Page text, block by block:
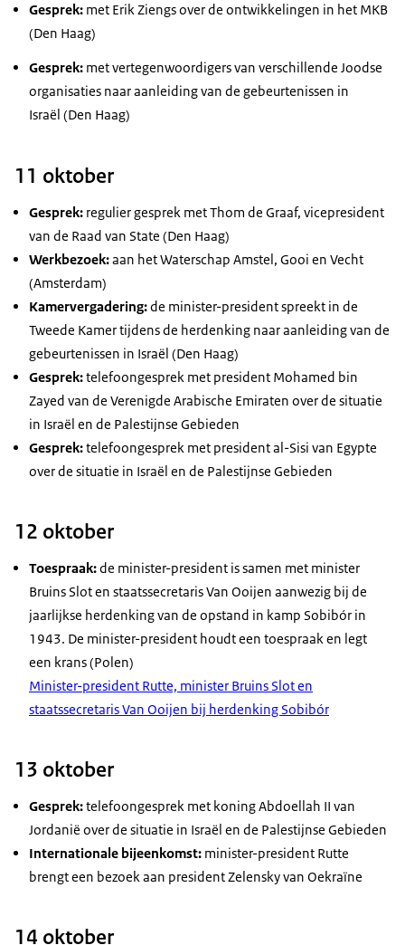
Gesprek: met Erik Ziengs over de ontwikkelingen in het MKB
(Den Haag)
Gesprek: met vertegenwoordigers van verschillende Joodse
organisaties naar aanleiding van de gebeurtenissen in
Israël (Den Haag)
11 oktober
Gesprek: regulier gesprek met Thom de Graaf, vicepresident
van de Raad van State (Den Haag)
Werkbezoek:aan het Waterschap Amstel, Gooi en Vecht
(Amsterdam)
Kamervergadering:de minister-president spreekt in de
Tweede Kamer tijdens de herdenking naar aanleiding van de
gebeurtenissen in Israël (Den Haag)
Gesprek:telefoongesprek met president Mohamed bin
Zayed van de Verenigde Arabische Emiraten over de situatie
in Israël en de Palestijnse Gebieden
Gesprek:telefoongesprek met president al-Sisi van Egypte
over de situatie in Israël en de Palestijnse Gebieden
12 oktober
Toespraak:de minister-president is samen met minister
Bruins Slot en staatssecretaris Van Ooijen aanwezig bij de
jaarlijkse herdenking van de opstand in kamp Sobibór in
1943. De minister-president houdt een toespraak en legt
een krans (Polen)
Minister-president Rutte, minister Bruins Slot en
staatssecretaris Van Ooijen bij herdenking Sobibór
13 oktober
Gesprek:telefoongesprek met koning Abdoellah II van
Jordanië over de situatie in Israël en de Palestijnse Gebieden
Internationale bijeenkomst: minister-president Rutte
brengt een bezoek aan president Zelensky van Oekraïne
14 oktober